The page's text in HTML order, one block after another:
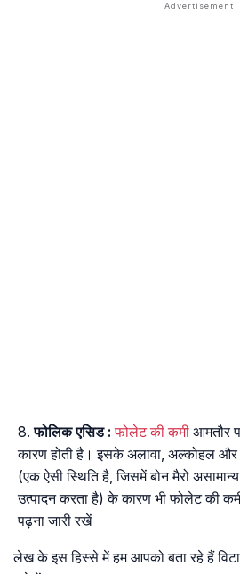
फोलिक एसिड : फोलेट की कमी आमतौर
कारण होती है। इसके अलावा, अल्कोहल और
(एक ऐसी स्थिति है, जिसमें बोन मैरो
उत्पादन करता है) के कारण भी फोलेट की
पढ़ना जारी रखें
लेख के इस हिस्से में हम आपको बता रहे हैं